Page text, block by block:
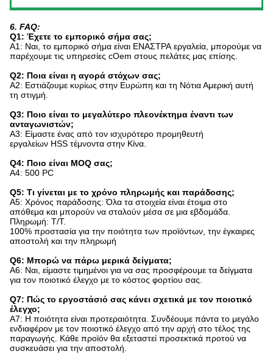
6. FAQ:
Q1: Έχετε το εμπορικό σήμα σας;
Α1: Ναι, το εμπορικό σήμα είναι ΕΝΑΣΤΡΑ εργαλεία, μπορούμε να
παρέχουμε τις υπηρεσίες cOem στους πελάτες μας επίσης.
Q2: Ποια είναι η αγορά στόχων σας;
A2: Εστιάζουμε κυρίως στην Ευρώπη και τη Νότια Αμερική αυτή
τη στιγμή.
Q3: Ποιο είναι το μεγαλύτερο πλεονέκτημα έναντι των
ανταγωνιστών;
A3: Είμαστε ένας από τον ισχυρότερο προμηθευτή
εργαλείων HSS τέμνοντα στην Κίνα.
Q4: Ποιο είναι MOQ σας;
A4: 500 PC
Q5: Τι γίνεται με το χρόνο πληρωμής και παράδοσης;
A5: Χρόνος παράδοσης: Όλα τα στοιχεία είναι έτοιμα στο
απόθεμα και μπορούν να σταλούν μέσα σε μια εβδομάδα.
Πληρωμή: T/T.
100% προστασία για την ποιότητα των προϊόντων, την έγκαιρες
αποστολή και την πληρωμή
Q6: Μπορώ να πάρω μερικά δείγματα;
A6: Ναι, είμαστε τιμημένοι για να σας προσφέρουμε τα δείγματα
για τον ποιοτικό έλεγχο με το κόστος φορτίου σας.
Q7: Πώς το εργοστάσιό σας κάνει σχετικά με τον ποιοτικό
έλεγχο;
A7: Η ποιότητα είναι προτεραιότητα. Συνδέουμε πάντα το μεγάλο
ενδιαφέρον με τον ποιοτικό έλεγχο από την αρχή στο τέλος της
παραγωγής. Κάθε προϊόν θα εξεταστεί προσεκτικά προτού να
συσκευάσει για την αποστολή.